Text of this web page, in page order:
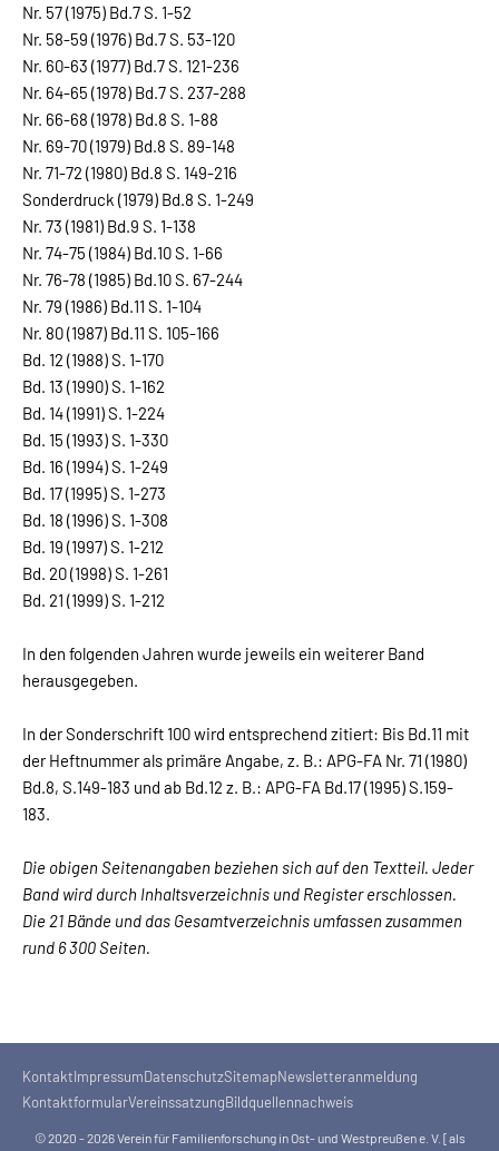
Nr. 57 (1975) Bd.7 S. 1-52
Nr. 58-59 (1976) Bd.7 S. 53-120
Nr. 60-63 (1977) Bd.7 S. 121-236
Nr. 64-65 (1978) Bd.7 S. 237-288
Nr. 66-68 (1978) Bd.8 S. 1-88
Nr. 69-70 (1979) Bd.8 S. 89-148
Nr. 71-72 (1980) Bd.8 S. 149-216
Sonderdruck (1979) Bd.8 S. 1-249
Nr. 73 (1981) Bd.9 S. 1-138
Nr. 74-75 (1984) Bd.10 S. 1-66
Nr. 76-78 (1985) Bd.10 S. 67-244
Nr. 79 (1986) Bd.11 S. 1-104
Nr. 80 (1987) Bd.11 S. 105-166
Bd. 12 (1988) S. 1-170
Bd. 13 (1990) S. 1-162
Bd. 14 (1991) S. 1-224
Bd. 15 (1993) S. 1-330
Bd. 16 (1994) S. 1-249
Bd. 17 (1995) S. 1-273
Bd. 18 (1996) S. 1-308
Bd. 19 (1997) S. 1-212
Bd. 20 (1998) S. 1-261
Bd. 21 (1999) S. 1-212
In den folgenden Jahren wurde jeweils ein weiterer Band
herausgegeben.
In der Sonderschrift 100 wird entsprechend zitiert: Bis Bd.11 mit
der Heftnummer als primäre Angabe, z. B.: APG-FA Nr. 71 (1980)
Bd.8, S.149-183 und ab Bd.12 z. B.: APG-FA Bd.17 (1995) S.159-
183.
Die obigen Seitenangaben beziehen sich auf den Textteil. Jeder
Band wird durch Inhaltsverzeichnis und Register erschlossen.
Die 21 Bände und das Gesamtverzeichnis umfassen zusammen
rund 6 300 Seiten.
KontaktImpressumDatenschutzSitemapNewsletteranmeldung
KontaktformularVereinssatzungBildquellennachweis
© 2020 - 2026 Verein für Familienforschung in Ost- und Westpreußen e. V. [als